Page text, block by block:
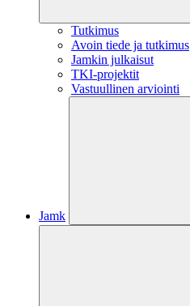
Tutkimus
Avoin tiede ja tutkimus
Jamkin julkaisut
TKI-projektit
Vastuullinen arviointi
Jamk